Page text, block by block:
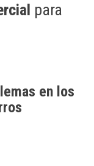
para
en los